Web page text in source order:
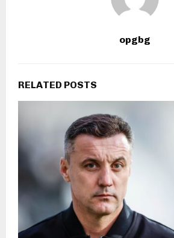
opgbg
RELATED POSTS